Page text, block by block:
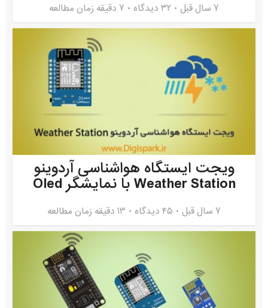
7 سال قبل ۳۲ دیدگاه 7 دقیقه زمان مطالعه
ویجت ایستگاه هواشناسی آردوینو
Weather Station با نمایشگر Oled
7 سال قبل ۴۵ دیدگاه 13 دقیقه زمان مطالعه